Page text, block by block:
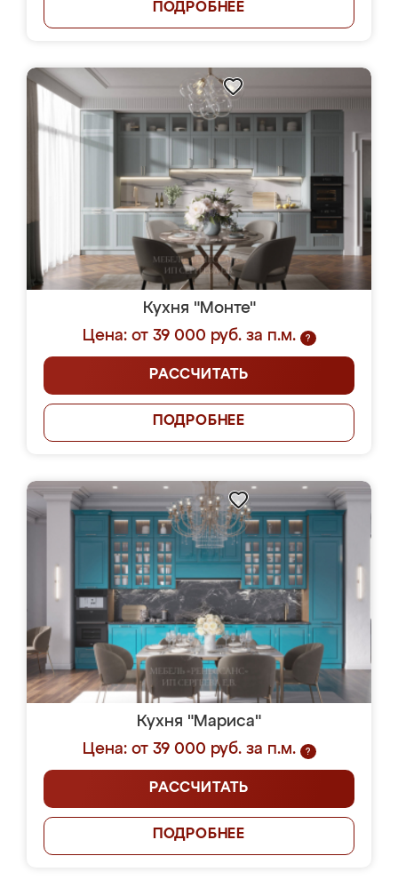
ПОДРОБНЕЕ
Кухня "Монте"
Цена: от 39 000 руб. за п.м.
?
РАССЧИТАТЬ
ПОДРОБНЕЕ
Кухня "Мариса"
Цена: от 39 000 руб. за п.м.
?
РАССЧИТАТЬ
ПОДРОБНЕЕ